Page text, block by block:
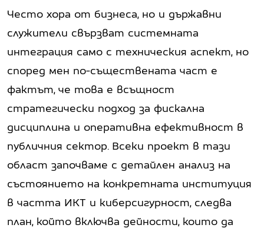
Често хора от бизнеса, но и държавни
служители свързват системната
интеграция само с техническия аспект, но
според мен по-съществената част е
фактът, че това е всъщност
стратегически подход за фискална
дисциплина и оперативна ефективност в
публичния сектор. Всеки проект в тази
област започваме с детайлен анализ на
състоянието на конкретната институция
в частта ИКТ и киберсигурност, следва
план, който включва дейности, които да